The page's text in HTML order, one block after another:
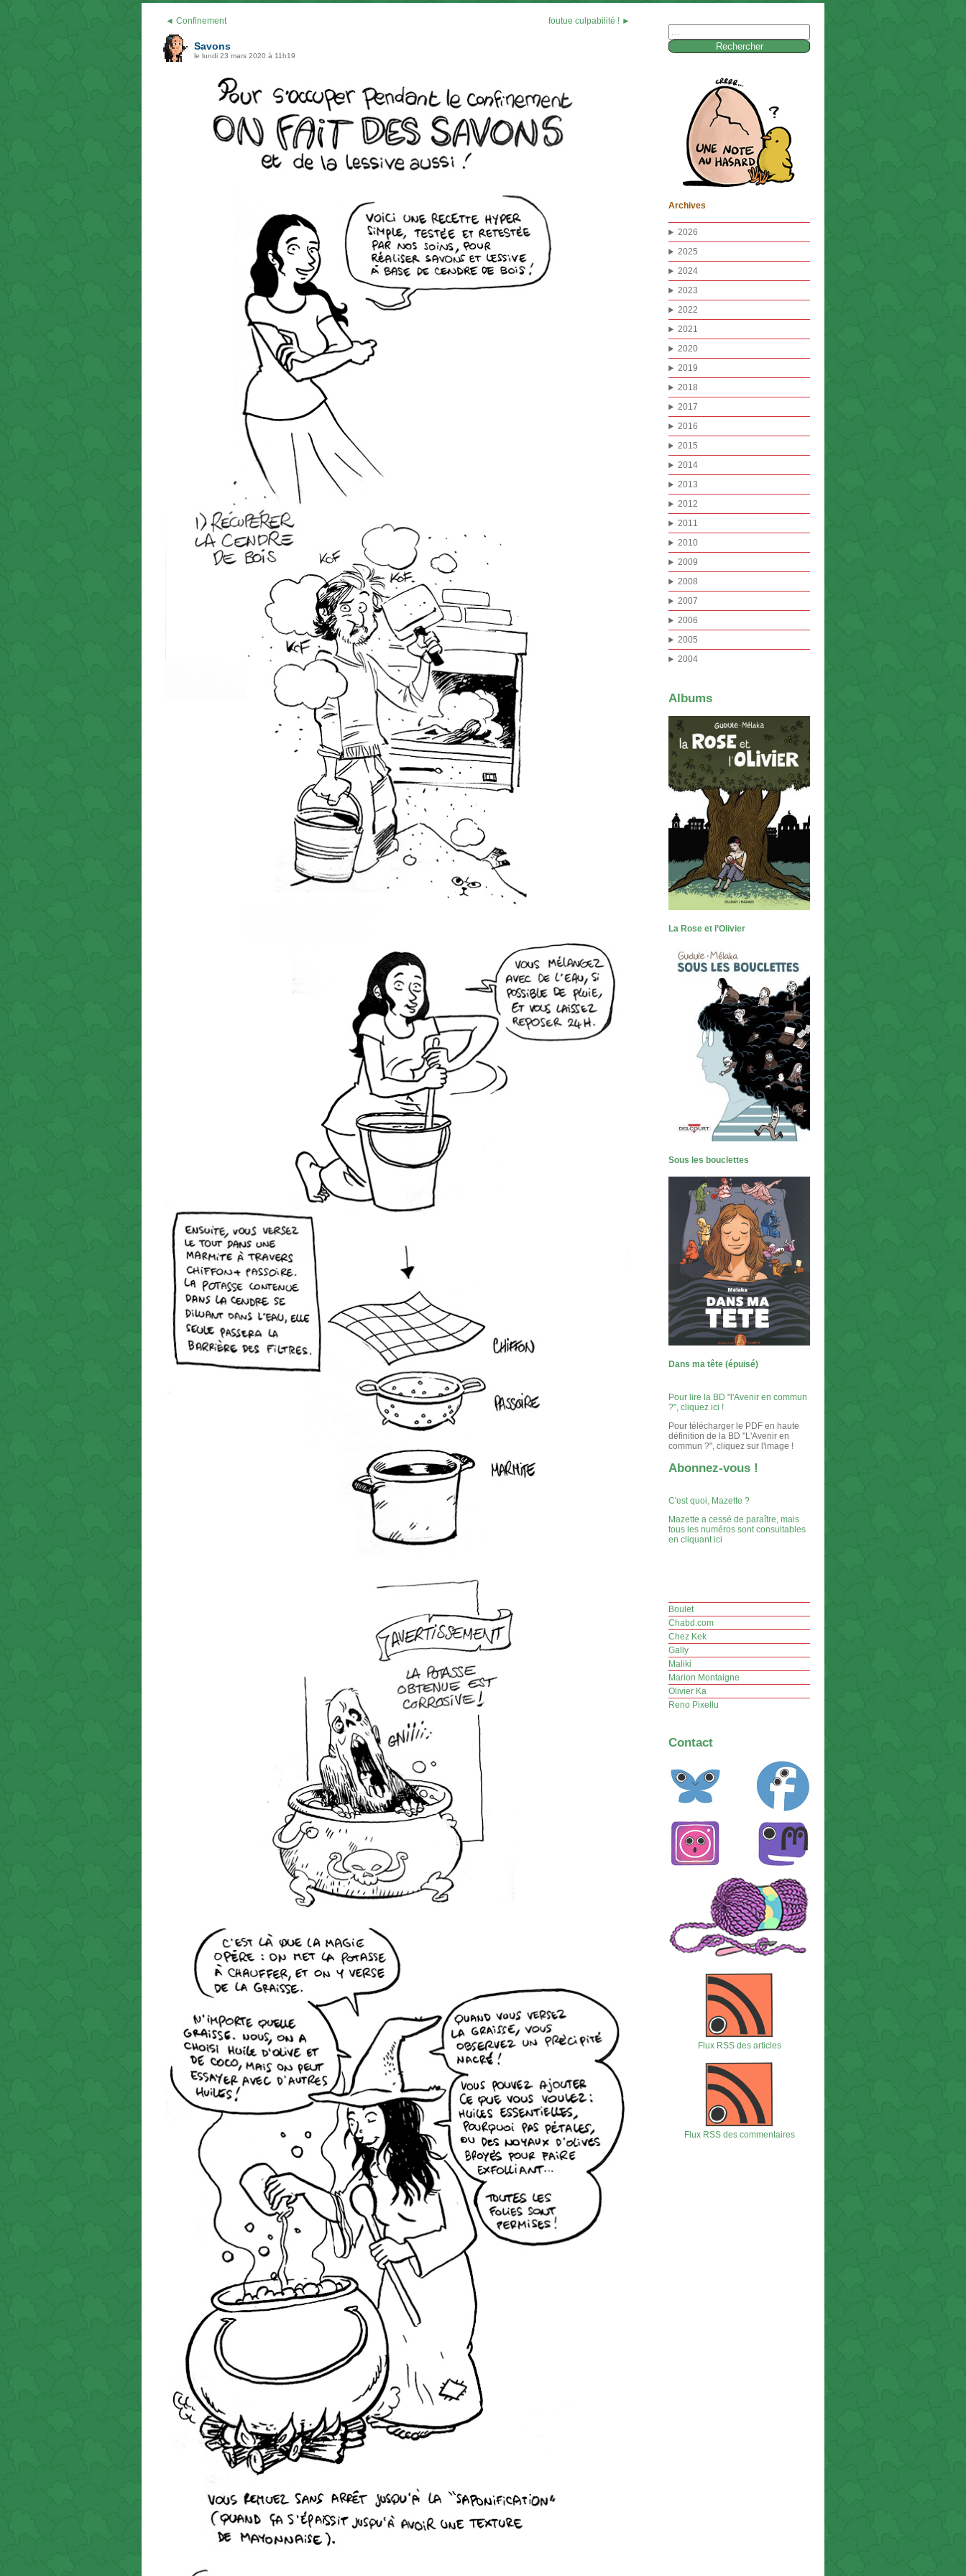
◄ Confinement foutue culpabilité ! ►
Savons
le lundi 23 mars 2020 à 11h19
Archives
2026
2025
2024
2023
2022
2021
2020
2019
2018
2017
2016
2015
2014
2013
2012
2011
2010
2009
2008
2007
2006
2005
2004
Albums
La Rose et l’Olivier
Sous les bouclettes
Dans ma tête (épuisé)
Pour lire la BD "l'Avenir en commun
?", cliquez ici !
Pour télécharger le PDF en haute
définition de la BD "L'Avenir en
commun ?", cliquez sur l'image !
Abonnez-vous !
C'est quoi, Mazette ?
Mazette a cessé de paraître, mais
tous les numéros sont consultables
en cliquant ici
Boulet
Chabd.com
Chez Kek
Gally
Maliki
Marion Montaigne
Olivier Ka
Reno Pixellu
Contact
Flux RSS des articles
Flux RSS des commentaires